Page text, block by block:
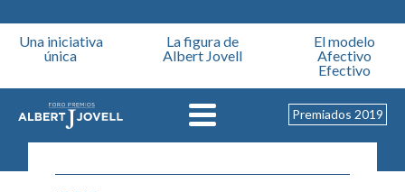
Una iniciativa
única
La figura de
Albert Jovell
El modelo
Afectivo
Efectivo
Premiados 2019